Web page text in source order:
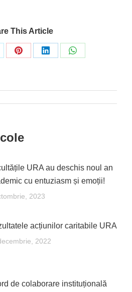
This Article
Share
Share
Share
URA au deschis noul an
cu entuziasm și emoții!
2023
acțiunilor caritabile URA
2022
de colaborare instituțională